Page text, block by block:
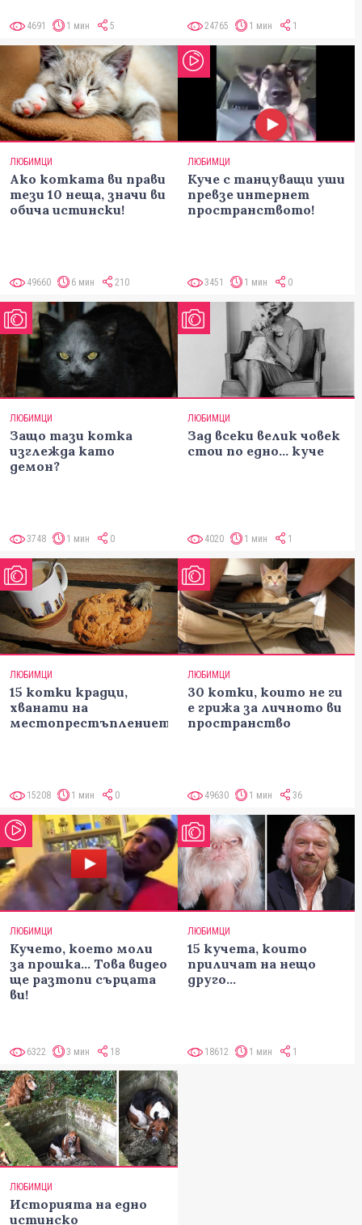
4691 1 мин 5 24765 1 мин 1
ЛЮБИМЦИ
Ако котката ви прави
тези 10 неща, значи ви
обича истински!
49660 6 мин 210
ЛЮБИМЦИ
Куче с танцуващи уши
превзе интернет
пространството!
3451 1 мин 0
ЛЮБИМЦИ
Защо тази котка
изглежда като
демон?
3748 1 мин 0
ЛЮБИМЦИ
Зад всеки велик човек
стои по едно... куче
4020 1 мин 1
ЛЮБИМЦИ
15 котки крадци,
хванати на
местопрестъплението
15208 1 мин 0
ЛЮБИМЦИ
30 котки, които не ги
е грижа за личното ви
пространство
49630 1 мин 36
ЛЮБИМЦИ
Кучето, което моли
за прошка... Това видео
ще разтопи сърцата
ви!
6322 3 мин 18
ЛЮБИМЦИ
15 кучета, които
приличат на нещо
друго...
18612 1 мин 1
ЛЮБИМЦИ
Историята на едно
истинско